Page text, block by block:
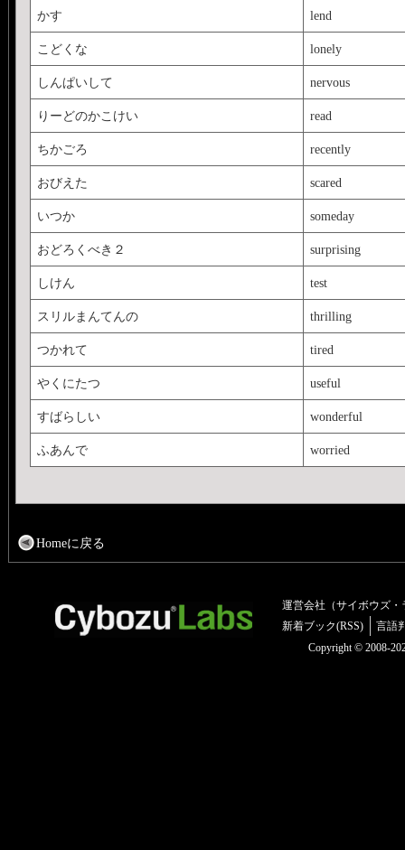
かす lend
こどくな lonely
しんぱいして nervous
りーどのかこけい read
ちかごろ recently
おびえた scared
いつか someday
おどろくべき２ surprising
しけん test
スリルまんてんの thrilling
つかれて tired
やくにたつ useful
すばらしい wonderful
ふあんで worried
Homeに戻る
運営会社（サイボウズ・
新着ブック(RSS)
言語
Copyright © 2008-